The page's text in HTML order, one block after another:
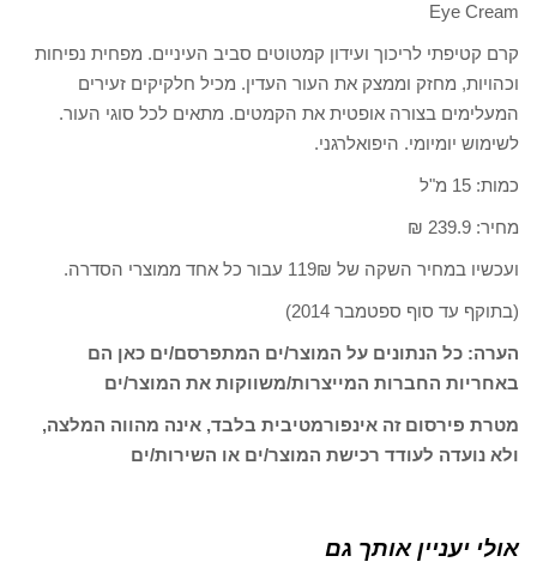
Eye Cream
קרם קטיפתי לריכוך ועידון קמטוטים סביב העיניים. מפחית נפיחות
וכהויות, מחזק וממצק את העור העדין. מכיל חלקיקים זעירים
המעלימים בצורה אופטית את הקמטים. מתאים לכל סוגי העור.
לשימוש יומיומי. היפואלרגני.
כמות: 15 מ"ל
מחיר: 239.9 ₪
ועכשיו במחיר השקה של 119₪ עבור כל אחד ממוצרי הסדרה.
(בתוקף עד סוף ספטמבר 2014)
הערה: כל הנתונים על המוצר/ים המתפרסם/ים כאן הם
באחריות החברות המייצרות/משווקות את המוצר/ים
מטרת פירסום זה אינפורמטיבית בלבד, אינה מהווה המלצה,
ולא נועדה לעודד רכישת המוצר/ים או השירות/ים
אולי יעניין אותך גם